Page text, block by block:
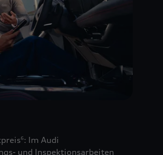
6: Im Audi
und Inspektionsarbeiten